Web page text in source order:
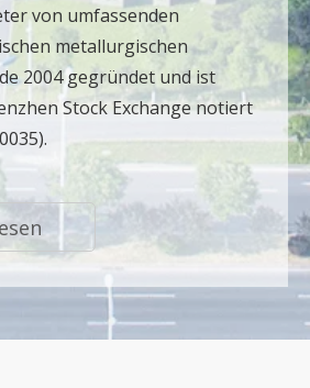
von umfassenden
metallurgischen
2004 gegründet und ist
Stock Exchange notiert